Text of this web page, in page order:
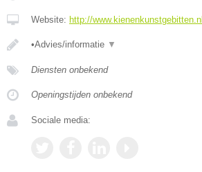
Website: http://www.kienenkunstgebitten.nl
•Advies/informatie ▼
Diensten onbekend
Openingstijden onbekend
Sociale media: